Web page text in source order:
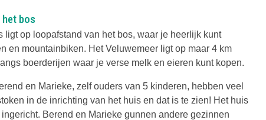
bos
ligt op loopafstand van het bos, waar je heerlijk kunt
en mountainbiken. Het Veluwemeer ligt op maar 4 km
boerderijen waar je verse melk en eieren kunt kopen.
en Marieke, zelf ouders van 5 kinderen, hebben veel
in de inrichting van het huis en dat is te zien! Het huis
Berend en Marieke gunnen andere gezinnen